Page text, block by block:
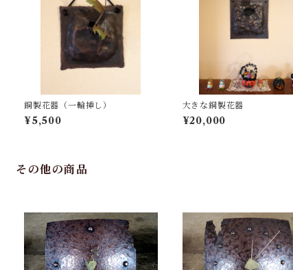
銅製花器（一輪挿し）
¥5,500
大きな銅製花器
¥20,000
その他の商品